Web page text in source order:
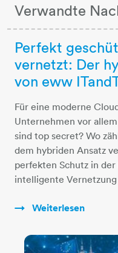
Verwandte
Perfekt
vernetzt: Der
von eww
Für eine moderne
Unternehmen vor
sind top secret? Wo
dem hybriden Ansatz
perfekten Schutz in
intelligente
Weiterlesen